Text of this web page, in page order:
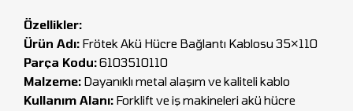
Özellikler:
Ürün Adı: Frötek Akü Hücre Bağlantı Kablosu 35×110
Parça Kodu:6103510110
Malzeme: Dayanıklı metal alaşım ve kaliteli kablo
Kullanım Alanı: Forklift ve iş makineleri akü hücre